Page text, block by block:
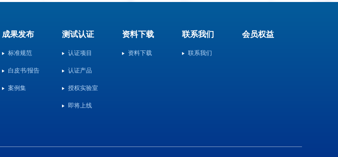
成果发布
标准规范
白皮书/报告
案例集
测试认证
认证项目
认证产品
授权实验室
即将上线
资料下载
资料下载
联系我们
联系我们
会员权益